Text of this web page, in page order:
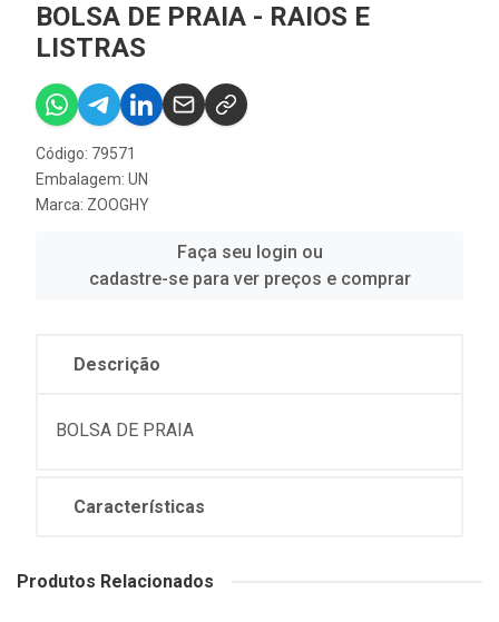
BOLSA DE PRAIA - RAIOS E
LISTRAS
Código: 79571
Embalagem: UN
Marca: ZOOGHY
Faça seu login ou
cadastre-se para ver preços e comprar
Descrição
BOLSA DE PRAIA
Características
Produtos Relacionados